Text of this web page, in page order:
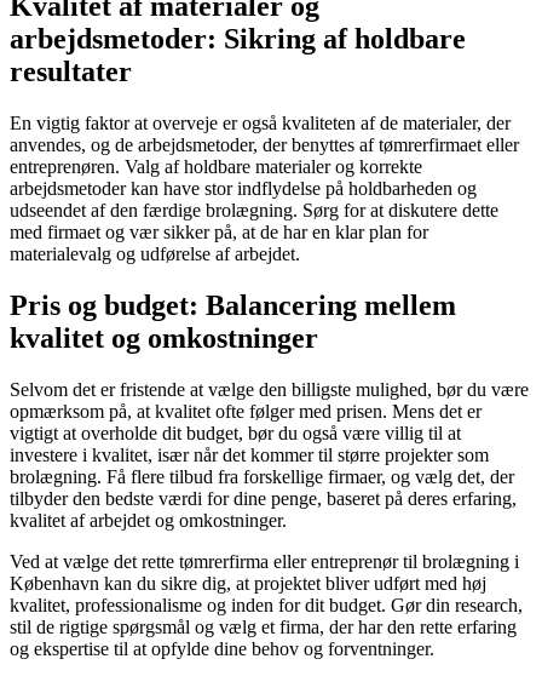
arbejdsmetoder: Sikring af holdbare
resultater
En vigtig faktor at overveje er også kvaliteten af de materialer, der
anvendes, og de arbejdsmetoder, der benyttes af tømrerfirmaet eller
entreprenøren. Valg af holdbare materialer og korrekte
arbejdsmetoder kan have stor indflydelse på holdbarheden og
udseendet af den færdige brolægning. Sørg for at diskutere dette
med firmaet og vær sikker på, at de har en klar plan for
materialevalg og udførelse af arbejdet.
Pris og budget: Balancering mellem
kvalitet og omkostninger
Selvom det er fristende at vælge den billigste mulighed, bør du være
opmærksom på, at kvalitet ofte følger med prisen. Mens det er
vigtigt at overholde dit budget, bør du også være villig til at
investere i kvalitet, især når det kommer til større projekter som
brolægning. Få flere tilbud fra forskellige firmaer, og vælg det, der
tilbyder den bedste værdi for dine penge, baseret på deres erfaring,
kvalitet af arbejdet og omkostninger.
Ved at vælge det rette tømrerfirma eller entreprenør til brolægning i
København kan du sikre dig, at projektet bliver udført med høj
kvalitet, professionalisme og inden for dit budget. Gør din research,
stil de rigtige spørgsmål og vælg et firma, der har den rette erfaring
og ekspertise til at opfylde dine behov og forventninger.